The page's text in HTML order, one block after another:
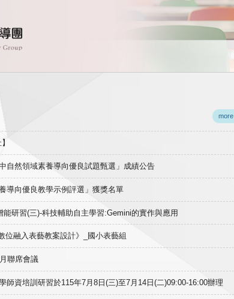
more
自然領域素養導向優良試題甄選」成績公告
導向優良教學示例評選」獲獎名單
研習(三)-科技輔助自主學習:Gemini的實作與應用
位融入表藝教案設計》_國小表藝組
聯席會議
師資培訓研習於115年7月8日(三)至7月14日(二)09:00-16:00辦理